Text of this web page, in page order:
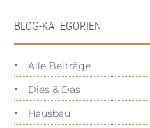
BLOG-KATEGORIEN
Alle Beiträge
Dies & Das
Hausbau